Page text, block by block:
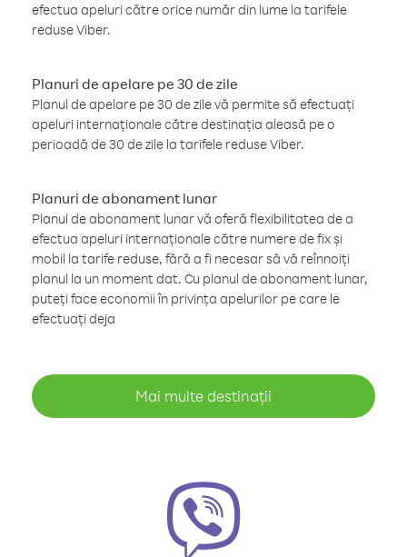
efectua apeluri către orice număr din lume la tarifele
reduse Viber.
Planuri de apelare pe 30 de zile
Planul de apelare pe 30 de zile vă permite să efectuați
apeluri internaționale către destinația aleasă pe o
perioadă de 30 de zile la tarifele reduse Viber.
Planuri de abonament lunar
Planul de abonament lunar vă oferă flexibilitatea de a
efectua apeluri internaționale către numere de fix și
mobil la tarife reduse, fără a fi necesar să vă reînnoiți
planul la un moment dat. Cu planul de abonament lunar,
puteți face economii în privința apelurilor pe care le
efectuați deja
Mai multe destinații